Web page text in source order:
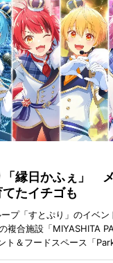
「縁日かふぇ」
たイチゴも
プ「すとぷり」のイベン
複合施設「MIYASHITA
ト＆フードスペース「